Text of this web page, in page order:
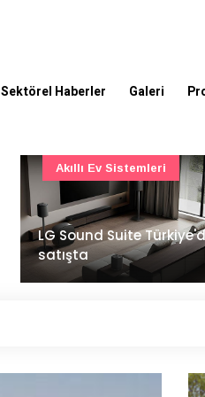
Sektörel Haberler Galeri
İstanbul Havalimanı'nın
ana pistinde sona doğru
Ulaşım